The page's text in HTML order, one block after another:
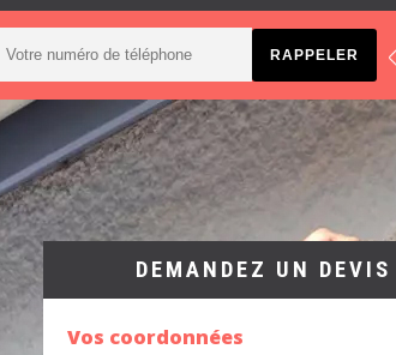
DEMANDEZ UN
Vos coordonnées